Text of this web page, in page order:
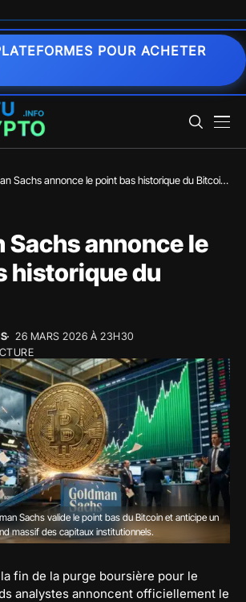
POUR ACHETER
Sachs annonce le point bas historique du Bitcoin
Sachs annonce le
historique du
26 MARS 2026 À 23H30
Sachs valide le point bas du Bitcoin et anticipe un
massif des capitaux institutionnels.
fin de la purge boursière pour le
analystes annoncent officiellement le